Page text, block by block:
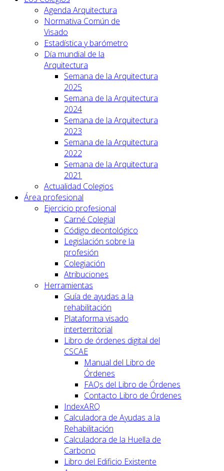
Agenda Arquitectura
Normativa Común de
Visado
Estadística y barómetro
Día mundial de la
Arquitectura
Semana de la Arquitectura
2025
Semana de la Arquitectura
2024
Semana de la Arquitectura
2023
Semana de la Arquitectura
2022
Semana de la Arquitectura
2021
Actualidad Colegios
Área profesional
Ejercicio profesional
Carné Colegial
Código deontológico
Legislación sobre la
profesión
Colegiación
Atribuciones
Herramientas
Guía de ayudas a la
rehabilitación
Plataforma visado
interterritorial
Libro de órdenes digital del
CSCAE
Manual del Libro de
Órdenes
FAQs del Libro de Órdenes
Contacto Libro de Órdenes
IndexARQ
Calculadora de Ayudas a la
Rehabilitación
Calculadora de la Huella de
Carbono
Libro del Edificio Existente